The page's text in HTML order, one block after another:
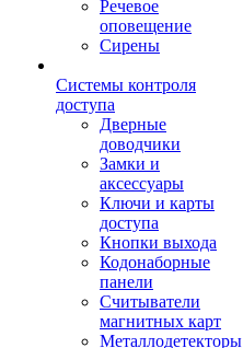
Речевое
оповещение
Сирены
Системы контроля
доступа
Дверные
доводчики
Замки и
аксессуары
Ключи и карты
доступа
Кнопки выхода
Кодонаборные
панели
Считыватели
магнитных карт
Металлодетекторы